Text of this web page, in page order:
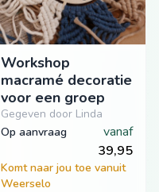
Workshop
macramé decoratie
voor een groep
Gegeven door Linda
op aanvraag
vanaf
39,95
Komt naar jou toe vanuit
Weerselo